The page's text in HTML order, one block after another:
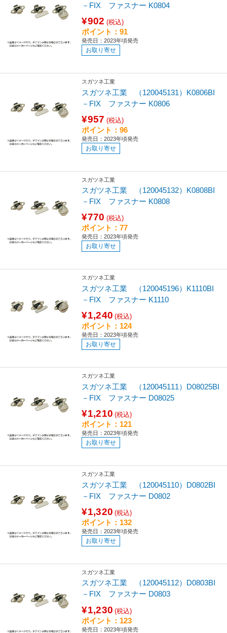
－FIX ファスナー K0804
¥902 (税込)
ポイント：91
発売日：2023年頃発売
お取り寄せ
スガツネ工業
スガツネ工業 （120045131）K0806BI
－FIX ファスナー K0806
¥957 (税込)
ポイント：96
発売日：2023年頃発売
お取り寄せ
スガツネ工業
スガツネ工業 （120045132）K0808BI
－FIX ファスナー K0808
¥770 (税込)
ポイント：77
発売日：2023年頃発売
お取り寄せ
スガツネ工業
スガツネ工業 （120045196）K1110BI
－FIX ファスナー K1110
¥1,240 (税込)
ポイント：124
発売日：2023年頃発売
お取り寄せ
スガツネ工業
スガツネ工業 （120045111）D08025BI
－FIX ファスナー D08025
¥1,210 (税込)
ポイント：121
発売日：2023年頃発売
お取り寄せ
スガツネ工業
スガツネ工業 （120045110）D0802BI
－FIX ファスナー D0802
¥1,320 (税込)
ポイント：132
発売日：2023年頃発売
お取り寄せ
スガツネ工業
スガツネ工業 （120045112）D0803BI
－FIX ファスナー D0803
¥1,230 (税込)
ポイント：123
発売日：2023年頃発売